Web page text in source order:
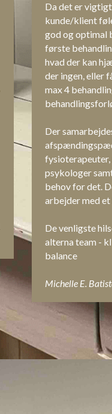
Da det er
kunde/klient
god og optimal
første
hvad der kan
der ingen, eller
max 4
Der
psykologer
behov for det.
arbejder med
De venligste
alterna team -
balance
Michelle E.